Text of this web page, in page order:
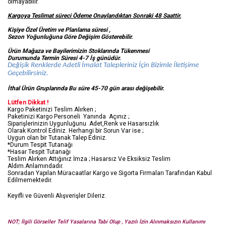
olmayabilir.
Kargoya Teslimat süreci Ödeme Onaylandıktan Sonraki 48 Saattir.
Kişiye Özel Üretim ve Planlama süresi ,
Sezon Yoğunluğuna Göre Değişim Gösterebilir.
Ürün Mağaza ve Bayilerimizin Stoklarında Tükenmesi
Durumunda Termin Süresi 4-7 İş günüdür.
Değişik Renklerde Adetli İmalat Talepleriniz İçin Bizimle İletişime
Geçebilirsiniz.
İthal Ürün Gruplarında Bu süre 45-70 gün arası değişebilir.
Lütfen Dikkat !
Kargo Paketinizi Teslim Alırken ;
Paketinizi Kargo Personeli Yanında Açınız ;
Siparişlerinizin Uygunluğunu Adet,Renk ve Hasarsızlık
Olarak Kontrol Ediniz. Herhangi bir Sorun Var ise ;
Uygun olan bir Tutanak Talep Ediniz.
*Durum Tespit Tutanağı
*Hasar Tespit Tutanağı
Teslim Alırken Attığınız İmza ; Hasarsız Ve Eksiksiz Teslim
Aldım.Anlamındadır.
Sonradan Yapılan Müracaatlar Kargo ve Sigorta Firmaları Tarafından Kabul
Edilmemektedir.
Keyifli ve Güvenli Alışverişler Dileriz.
NOT; İlgili Görseller Telif Yasalarına Tabi Olup , Yazılı İzin Alınmaksızın Kullanımı